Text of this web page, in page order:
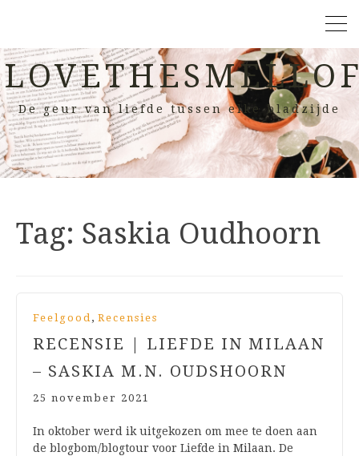
De geur van liefde tussen elke bladzijde
Tag: Saskia Oudhoorn
Feelgood, Recensies
RECENSIE | LIEFDE IN MILAAN
– SASKIA M.N. OUDSHOORN
25 november 2021
In oktober werd ik uitgekozen om mee te doen aan
de blogbom/blogtour voor Liefde in Milaan. De